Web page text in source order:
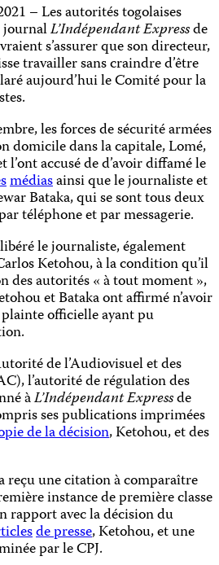
– Les autorités togolaises
journalL’Indépendant Expressde
s’assurer que son directeur,
travailler sans craindre d’être
aujourd’hui le Comité pour la
les forces de sécurité armées
domicile dans la capitale, Lomé,
accusé de d’avoir diffamé le
médiasainsi que le journaliste et
Bataka, qui se sont tous deux
téléphone et par messagerie.
le journaliste, également
Ketohou, à la condition qu’il
des autorités « à tout moment »,
et Bataka ont affirmé n’avoir
plainte officielle ayant pu
de l’Audiovisuel et des
l’autorité de régulation des
àL’Indépendant Expressde
ses publications imprimées
de la décision, Ketohou, et des
reçu une citation à comparaître
instance de première classe
rapport avec la décision du
de presse, Ketohou, et une
par le CPJ.